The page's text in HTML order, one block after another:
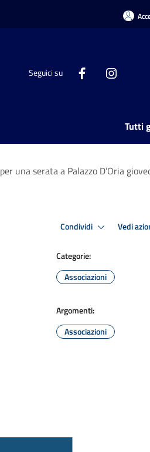
Seguici su
Tutti
una serata a Palazzo D’Oria
Condividi Vedi
Categorie:
Associazioni
Argomenti:
Associazioni